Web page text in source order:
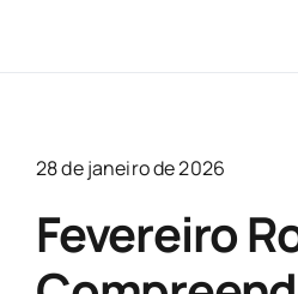
28 de janeiro de 2026
Fevereiro